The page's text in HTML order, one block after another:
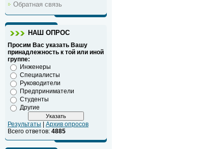
Обратная связь
НАШ ОПРОС
Просим Вас указать Вашу
принадлежность к той или иной
группе:
Инженеры
Специалисты
Руководители
Предприниматели
Студенты
Другие
Результаты
Архив опросов
Всего ответов: 4885